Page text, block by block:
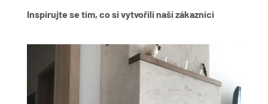
Inspirujte se tím, co si vytvořili naši zákazníci